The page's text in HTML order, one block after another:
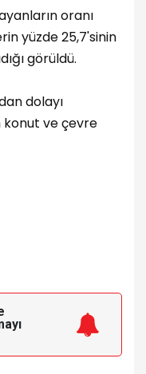
oranı
yüzde 25,7'sinin
görüldü.
dolayı
konut ve çevre